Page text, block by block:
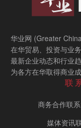
华业网 (Greater
在华贸易、投资与业
最新企业动态和行业
为各方在华取得商业
联
商务合作联
媒体资讯